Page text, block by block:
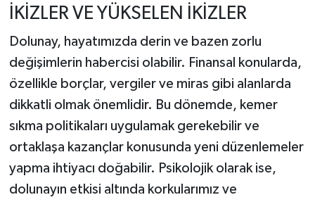
İKİZLER VE YÜKSELEN İKİZLER
Dolunay, hayatımızda derin ve bazen zorlu
değişimlerin habercisi olabilir. Finansal konularda,
özellikle borçlar, vergiler ve miras gibi alanlarda
dikkatli olmak önemlidir. Bu dönemde, kemer
sıkma politikaları uygulamak gerekebilir ve
ortaklaşa kazançlar konusunda yeni düzenlemeler
yapma ihtiyacı doğabilir. Psikolojik olarak ise,
dolunayın etkisi altında korkularımız ve